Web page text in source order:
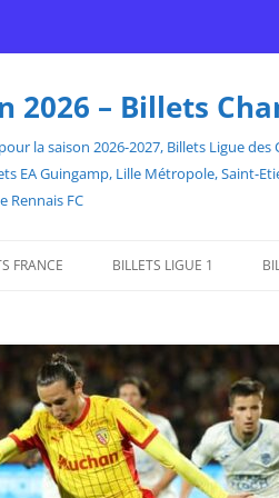
2026 – Billets
la saison 2026-2027, Billets Ligue
EA Guingamp, Lille Métropole, Saint-
Rennais FC
FRANCE BILLETS LIGUE 1